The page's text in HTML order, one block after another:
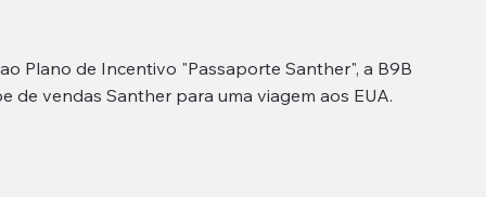
Plano de Incentivo "Passaporte Santher", a B9B
de vendas Santher para uma viagem aos EUA.